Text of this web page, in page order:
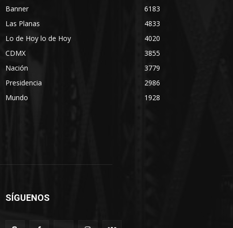
Banner
6183
Las Planas
4833
Lo de Hoy lo de Hoy
4020
CDMX
3855
Nación
3779
Presidencia
2986
Mundo
1928
SÍGUENOS